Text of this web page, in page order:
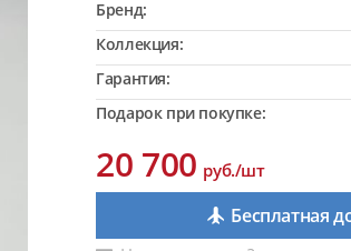
Бренд:
Коллекция:
Гарантия:
Подарок при покупке:
20 700руб./шт
Бесплатная